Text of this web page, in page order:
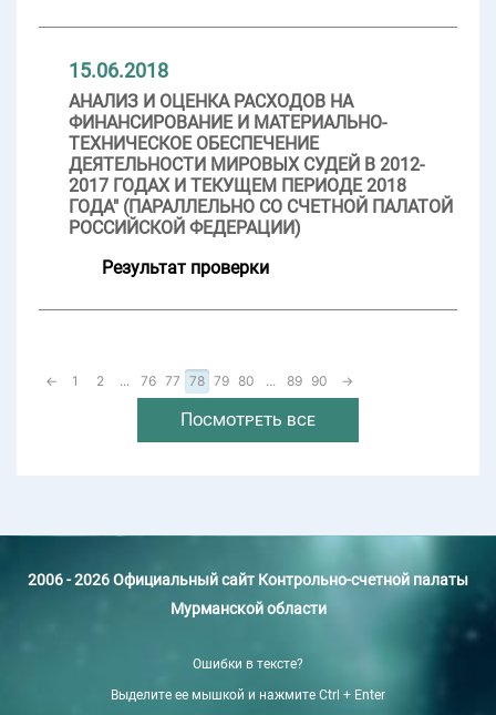
15.06.2018
АНАЛИЗ И ОЦЕНКА РАСХОДОВ НА
ФИНАНСИРОВАНИЕ И МАТЕРИАЛЬНО-
ТЕХНИЧЕСКОЕ ОБЕСПЕЧЕНИЕ
ДЕЯТЕЛЬНОСТИ МИРОВЫХ СУДЕЙ В 2012-
2017 ГОДАХ И ТЕКУЩЕМ ПЕРИОДЕ 2018
ГОДА" (ПАРАЛЛЕЛЬНО СО СЧЕТНОЙ ПАЛАТОЙ
РОССИЙСКОЙ ФЕДЕРАЦИИ)
Результат проверки
← 1 2 ... 76 77 78 79 80 ... 89 90 →
Посмотреть все
2006 - 2026 Официальный сайт Контрольно-счетной палаты
Мурманской области
Ошибки в тексте?
Выделите ее мышкой и нажмите Ctrl + Enter